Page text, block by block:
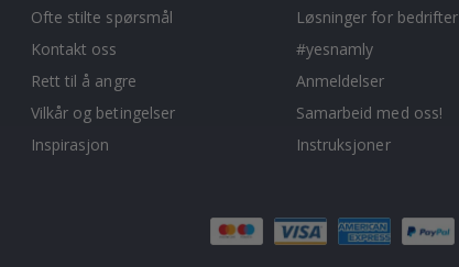
Ofte stilte spørsmål
Kontakt oss
Rett til å angre
Vilkår og betingelser
Inspirasjon
Løsninger for bedrifter
#yesnamly
Anmeldelser
Samarbeid med oss!
Instruksjoner